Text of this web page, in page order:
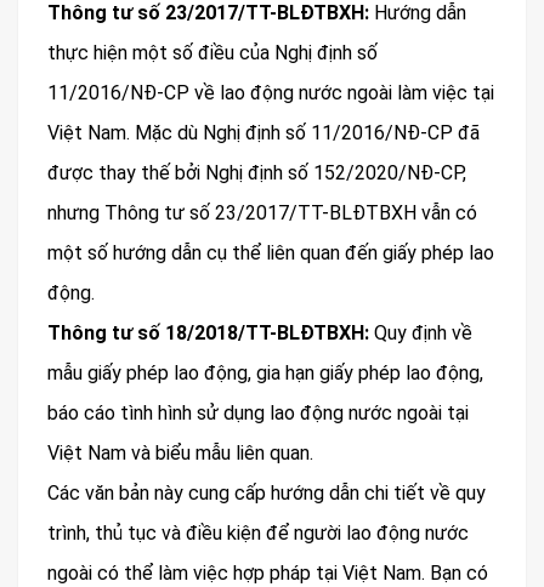
Thông tư số 23/2017/TT-BLĐTBXH: Hướng dẫn
thực hiện một số điều của Nghị định số
11/2016/NĐ-CP về lao động nước ngoài làm việc tại
Việt Nam. Mặc dù Nghị định số 11/2016/NĐ-CP đã
được thay thế bởi Nghị định số 152/2020/NĐ-CP,
nhưng Thông tư số 23/2017/TT-BLĐTBXH vẫn có
một số hướng dẫn cụ thể liên quan đến giấy phép lao
động.
Thông tư số 18/2018/TT-BLĐTBXH: Quy định về
mẫu giấy phép lao động, gia hạn giấy phép lao động,
báo cáo tình hình sử dụng lao động nước ngoài tại
Việt Nam và biểu mẫu liên quan.
Các văn bản này cung cấp hướng dẫn chi tiết về quy
trình, thủ tục và điều kiện để người lao động nước
ngoài có thể làm việc hợp pháp tại Việt Nam. Bạn có